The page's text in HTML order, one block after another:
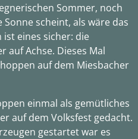
Sommer, noch
scheint, als wäre das
ist eines sicher: die
auf Achse. Dieses Mal
auf dem Miesbacher
einmal als gemütliches
auf dem Volksfest gedacht.
gestartet war es